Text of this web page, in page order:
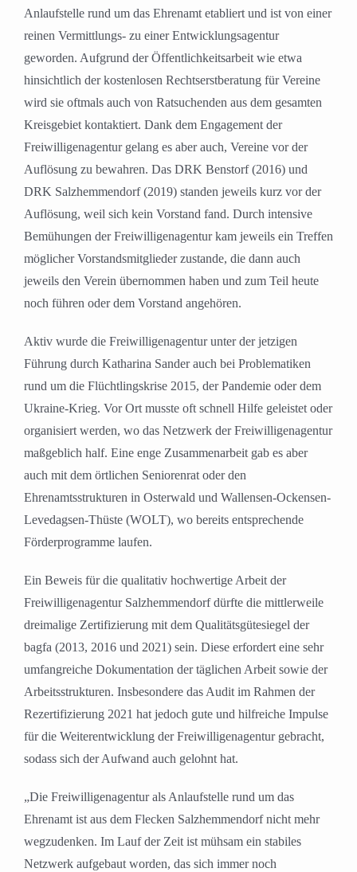
Anlaufstelle rund um das Ehrenamt etabliert und ist von einer
reinen Vermittlungs- zu einer Entwicklungsagentur
geworden. Aufgrund der Öffentlichkeitsarbeit wie etwa
hinsichtlich der kostenlosen Rechtserstberatung für Vereine
wird sie oftmals auch von Ratsuchenden aus dem gesamten
Kreisgebiet kontaktiert. Dank dem Engagement der
Freiwilligenagentur gelang es aber auch, Vereine vor der
Auflösung zu bewahren. Das DRK Benstorf (2016) und
DRK Salzhemmendorf (2019) standen jeweils kurz vor der
Auflösung, weil sich kein Vorstand fand. Durch intensive
Bemühungen der Freiwilligenagentur kam jeweils ein Treffen
möglicher Vorstandsmitglieder zustande, die dann auch
jeweils den Verein übernommen haben und zum Teil heute
noch führen oder dem Vorstand angehören.
Aktiv wurde die Freiwilligenagentur unter der jetzigen
Führung durch Katharina Sander auch bei Problematiken
rund um die Flüchtlingskrise 2015, der Pandemie oder dem
Ukraine-Krieg. Vor Ort musste oft schnell Hilfe geleistet oder
organisiert werden, wo das Netzwerk der Freiwilligenagentur
maßgeblich half. Eine enge Zusammenarbeit gab es aber
auch mit dem örtlichen Seniorenrat oder den
Ehrenamtsstrukturen in Osterwald und Wallensen-Ockensen-
Levedagsen-Thüste (WOLT), wo bereits entsprechende
Förderprogramme laufen.
Ein Beweis für die qualitativ hochwertige Arbeit der
Freiwilligenagentur Salzhemmendorf dürfte die mittlerweile
dreimalige Zertifizierung mit dem Qualitätsgütesiegel der
bagfa (2013, 2016 und 2021) sein. Diese erfordert eine sehr
umfangreiche Dokumentation der täglichen Arbeit sowie der
Arbeitsstrukturen. Insbesondere das Audit im Rahmen der
Rezertifizierung 2021 hat jedoch gute und hilfreiche Impulse
für die Weiterentwicklung der Freiwilligenagentur gebracht,
sodass sich der Aufwand auch gelohnt hat.
„Die Freiwilligenagentur als Anlaufstelle rund um das
Ehrenamt ist aus dem Flecken Salzhemmendorf nicht mehr
wegzudenken. Im Lauf der Zeit ist mühsam ein stabiles
Netzwerk aufgebaut worden, das sich immer noch